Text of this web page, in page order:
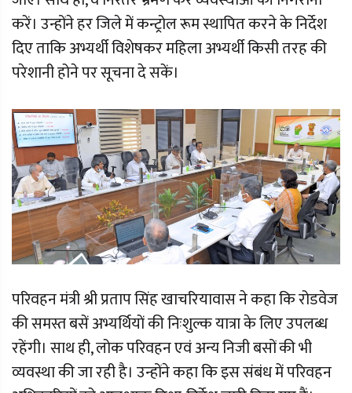
करें। उन्होंने हर जिले में कन्ट्रोल रूम स्थापित करने के निर्देश
दिए ताकि अभ्यर्थी विशेषकर महिला अभ्यर्थी किसी तरह की
परेशानी होने पर सूचना दे सकें।
परिवहन मंत्री श्री प्रताप सिंह खाचरियावास ने कहा कि रोडवेज
की समस्त बसें अभ्यर्थियाें की निःशुल्क यात्रा के लिए उपलब्ध
रहेंगी। साथ ही, लोक परिवहन एवं अन्य निजी बसों की भी
व्यवस्था की जा रही है। उन्होंने कहा कि इस संबंध में परिवहन